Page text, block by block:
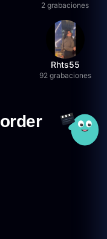
2 grabaciones
Rhts55
92 grabaciones